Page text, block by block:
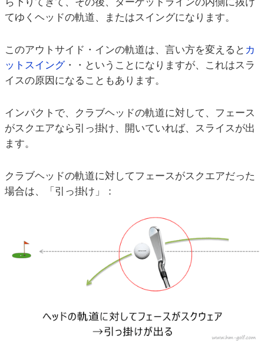
てゆくヘッドの軌道、またはスイングになります。
このアウトサイド・インの軌道は、言い方を変えると カ
ットスイング・・ということになりますが、これはスラ
イスの原因になることもあります。
インパクトで、クラブヘッドの軌道に対して、フェース
がスクエアなら引っ掛け、開いていれば、スライスが出
ます。
クラブヘッドの軌道に対してフェースがスクエアだった
場合は、「引っ掛け」：